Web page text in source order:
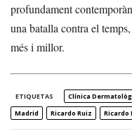
profundament
una batalla contra el
més i millor.
ETIQUETAS Clínica
Madrid
Ricardo Ruiz Ricardo